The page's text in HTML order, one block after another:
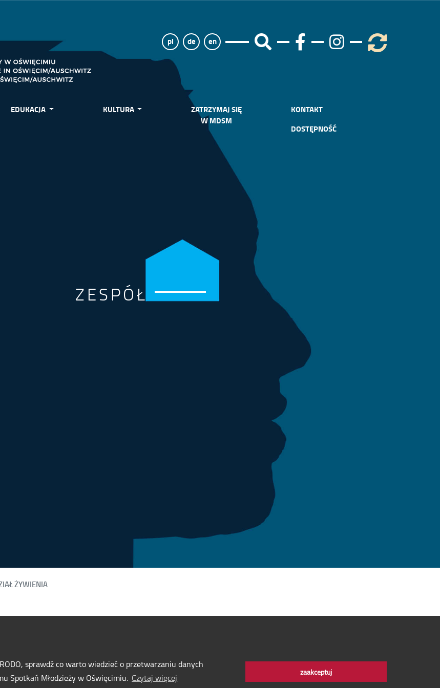
sprawdź co warto wiedzieć o przetwarzaniu danych
Spotkań Młodzieży w Oświęcimiu. Czytaj więcej
zaakceptuj
pl de en
EDUKACJA KULTURA
ZATRZYMAJ SIĘ
W MDSM
KONTAKT
DOSTĘPNOŚĆ
ZESPÓŁ
ŻYWIENIA